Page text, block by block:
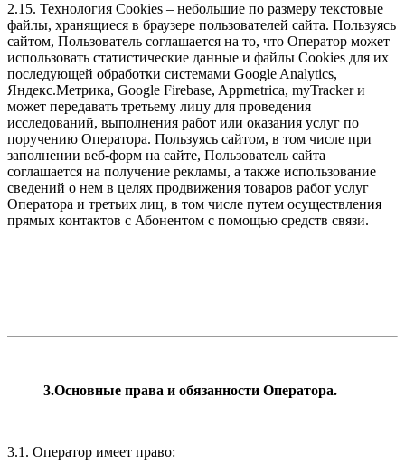
2.15. Технология Cookies – небольшие по размеру текстовые
файлы, хранящиеся в браузере пользователей сайта. Пользуясь
сайтом, Пользователь соглашается на то, что Оператор может
использовать статистические данные и файлы Cookies для их
последующей обработки системами Google Analytics,
Яндекс.Метрика, Google Firebase, Appmetrica, myTracker и
может передавать третьему лицу для проведения
исследований, выполнения работ или оказания услуг по
поручению Оператора. Пользуясь сайтом, в том числе при
заполнении веб-форм на сайте, Пользователь сайта
соглашается на получение рекламы, а также использование
сведений о нем в целях продвижения товаров работ услуг
Оператора и третьих лиц, в том числе путем осуществления
прямых контактов с Абонентом с помощью средств связи.
3.Основные права и обязанности Оператора.
3.1. Оператор имеет право: